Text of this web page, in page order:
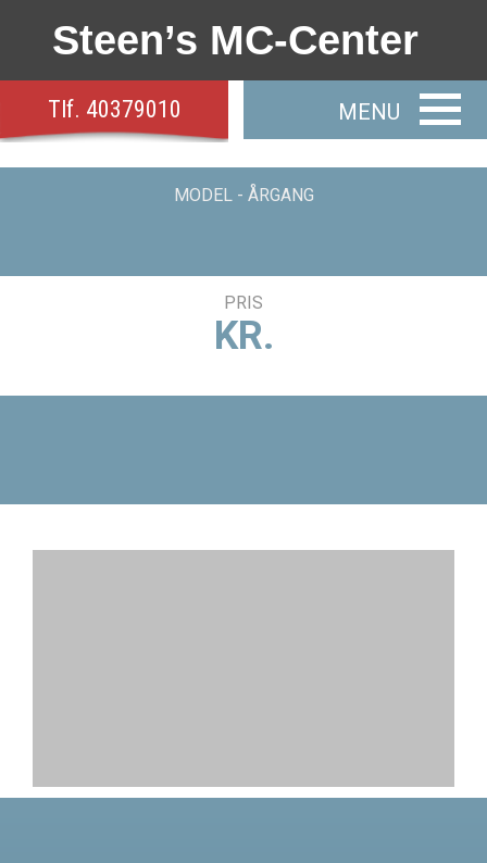
Steen’s MC-Center
Tlf. 40379010
MODEL - ÅRGANG
PRIS
KR.